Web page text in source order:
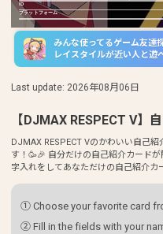
ID
プラットフォーム
みんな使ってるゲーム友達
レイスタイルが近い人と遊
Last update: 2026年08月06日
【DJMAX RESPECT V】
DJMAX RESPECT Vのかわいい自己
す！🥳🎉 自分だけの自己紹介カード
字入れをしてあなただけの自己紹介カ
① Choose your favorite card
② Fill in the fields with your